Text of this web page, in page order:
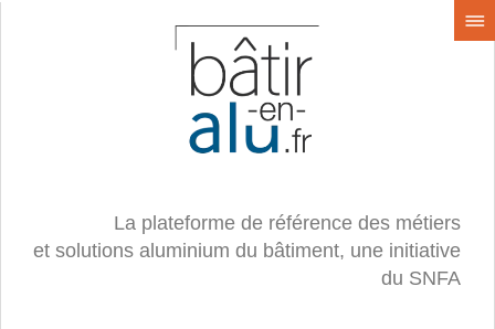
La plateforme de référence des métiers
et solutions aluminium du bâtiment, une initiative
du SNFA